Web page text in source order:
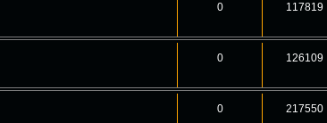
0 117819
0 126109
0 217550